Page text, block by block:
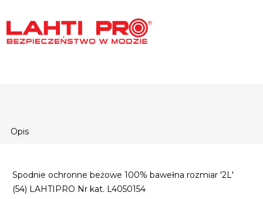
Opis
Spodnie ochronne beżowe 100% bawełna rozmiar '2L'
(54) LAHTIPRO Nr kat. L4050154